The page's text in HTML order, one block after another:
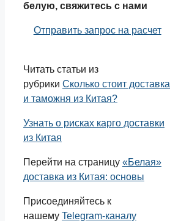
белую, свяжитесь с нами
Отправить запрос на расчет
Читать статьи из
рубрики Сколько стоит доставка
и таможня из Китая?
Узнать о рисках карго доставки
из Китая
Перейти на страницу «Белая»
доставка из Китая: основы
Присоединяйтесь к
нашему Telegram-каналу